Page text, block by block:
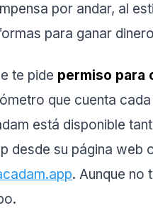
por andar, al
para ganar
te pide permiso para
que cuenta
está disponible
desde su página web
. Aunque no